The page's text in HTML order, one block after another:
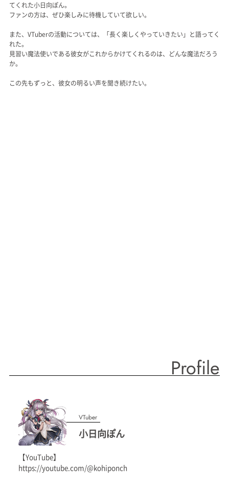
てくれた小日向ぽん。
ファンの方は、ぜひ楽しみに待機していて欲しい。
また、VTuberの活動については、「長く楽しくやっていきたい」と語ってく
れた。
見習い魔法使いである彼女がこれからかけてくれるのは、どんな魔法だろう
か。
この先もずっと、彼女の明るい声を聞き続けたい。
Profile
VTuber
小日向ぽん
【YouTube】
https://youtube.com/@kohiponch